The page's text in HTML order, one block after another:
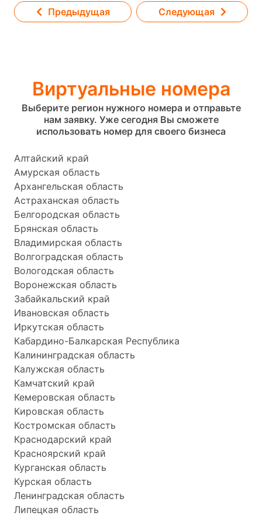
Предыдущая Следующая
Виртуальные номера
Выберите регион нужного номера и отправьте
нам заявку. Уже сегодня Вы сможете
использовать номер для своего бизнеса
Алтайский край
Амурская область
Архангельская область
Астраханская область
Белгородская область
Брянская область
Владимирская область
Волгоградская область
Вологодская область
Воронежская область
Забайкальский край
Ивановская область
Иркутская область
Кабардино-Балкарская Республика
Калининградская область
Калужская область
Камчатский край
Кемеровская область
Кировская область
Костромская область
Краснодарский край
Красноярский край
Курганская область
Курская область
Ленинградская область
Липецкая область